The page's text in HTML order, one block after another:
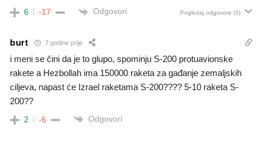
6 -17 Odgovori Pogledaj odgovore (3)
burt 7 godine prije
i meni se čini da je to glupo, spominju S-200 protuavionske
rakete a Hezbollah ima 150000 raketa za gađanje zemaljskih
ciljeva, napast će Izrael raketama S-200???? 5-10 raketa S-
200??
2 -6 Odgovori